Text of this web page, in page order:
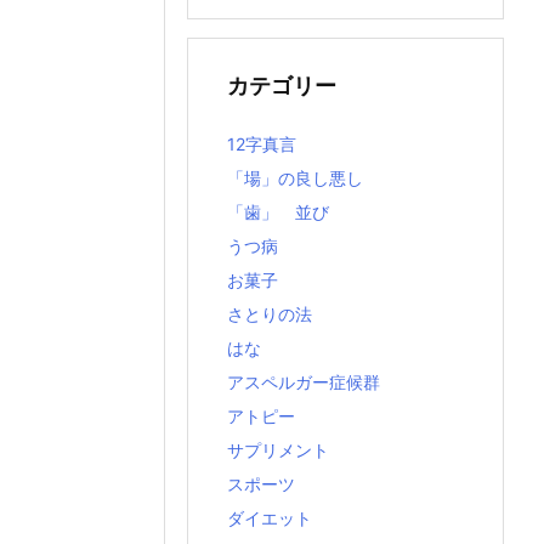
記
カテゴリー
12字真言
「場」の良し悪し
「歯」 並び
うつ病
お菓子
さとりの法
はな
アスペルガー症候群
アトピー
サプリメント
スポーツ
ダイエット